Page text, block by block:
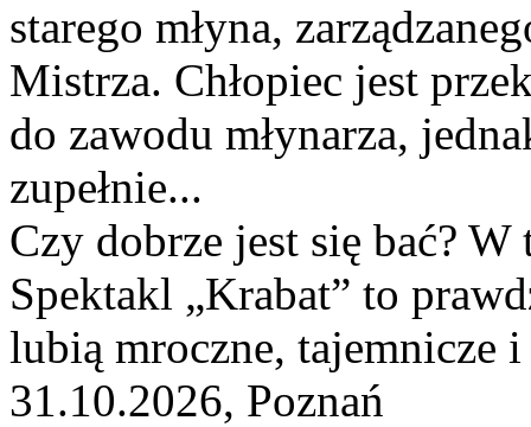
starego młyna,
Mistrza. Chłopiec jest
do zawodu młynarza,
zupełnie...
Czy dobrze jest się bać?
Spektakl „Krabat” to
lubią mroczne, tajemnicze
31.10.2026, Poznań